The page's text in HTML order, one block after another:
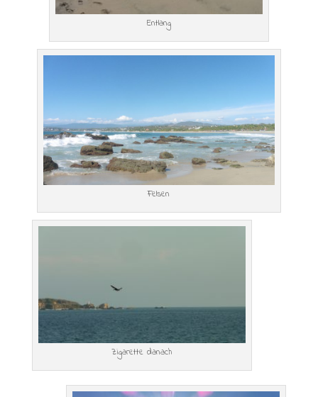
Entlang
Felsen
Zigarette danach